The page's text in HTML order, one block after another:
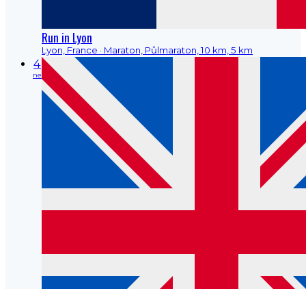
Run in Lyon
Lyon, France · Maraton, Půlmaraton, 10 km, 5 km
4
ne